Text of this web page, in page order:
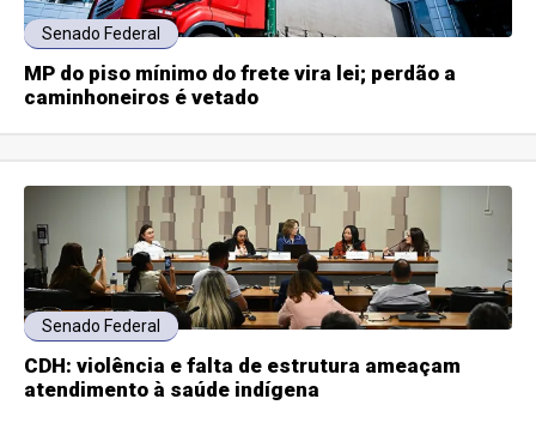
Senado Federal
MP do piso mínimo do frete vira lei; perdão a
caminhoneiros é vetado
Senado Federal
CDH: violência e falta de estrutura ameaçam
atendimento à saúde indígena